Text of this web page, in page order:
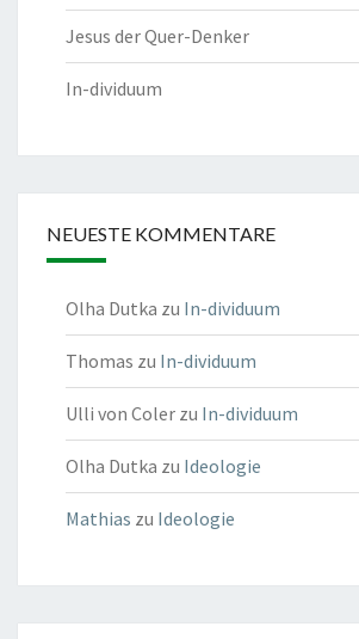
Jesus der Quer-Denker
In-dividuum
NEUESTE KOMMENTARE
Olha Dutka zu In-dividuum
Thomas zu In-dividuum
Ulli von Coler zu In-dividuum
Olha Dutka zu Ideologie
Mathias zu Ideologie